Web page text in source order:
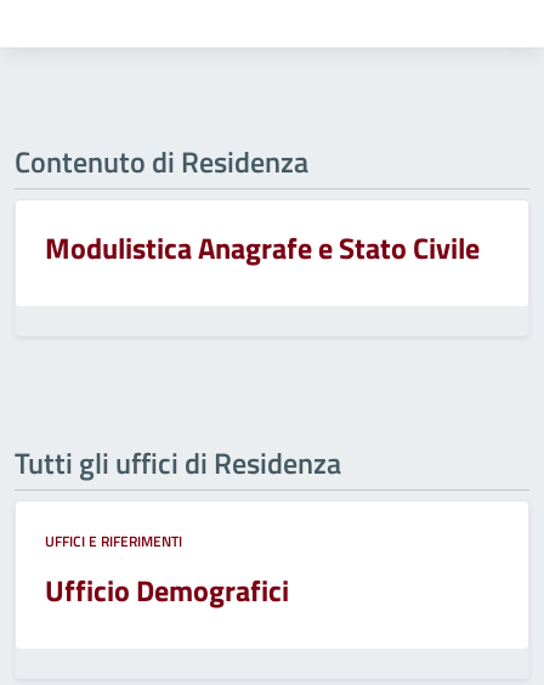
Contenuto di Residenza
Modulistica Anagrafe e Stato Civile
Tutti gli uffici di Residenza
UFFICI E RIFERIMENTI
Ufficio Demografici